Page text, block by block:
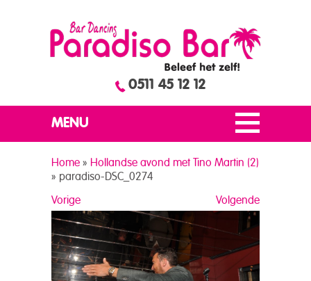
0511 45 12 12
MENU
Home » Hollandse avond met Tino Martin (2)
» paradiso-DSC_0274
Volgende
Vorige